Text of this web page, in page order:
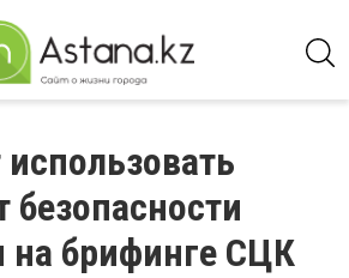
безопасности
на брифинге СЦК